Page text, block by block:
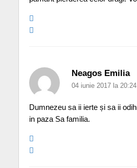
Neagos Emilia
04 iunie 2017 la 20:24
Dumnezeu sa ii ierte și sa ii
in paza Sa familia.